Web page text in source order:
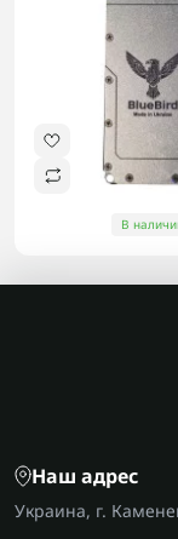
В
Наш адрес
Украина, г.